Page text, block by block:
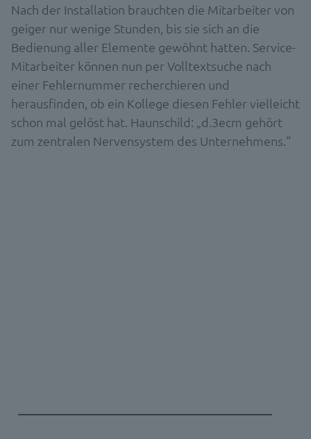
Nach der Installation brauchten die Mitarbeiter von
geiger nur wenige Stunden, bis sie sich an die
Bedienung aller Elemente gewöhnt hatten. Service-
Mitarbeiter können nun per Volltextsuche nach
einer Fehlernummer recherchieren und
herausfinden, ob ein Kollege diesen Fehler vielleicht
schon mal gelöst hat. Haunschild: „d.3ecm gehört
zum zentralen Nervensystem des Unternehmens.“